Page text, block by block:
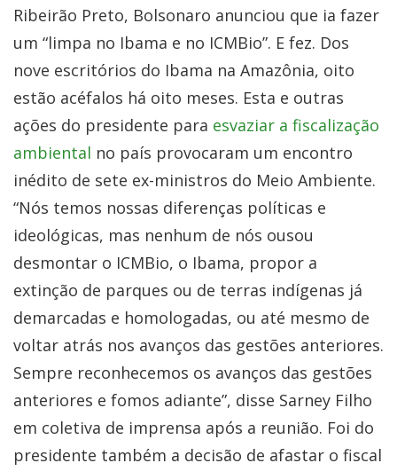
Ribeirão Preto, Bolsonaro anunciou que ia fazer
um “limpa no Ibama e no ICMBio”. E fez. Dos
nove escritórios do Ibama na Amazônia, oito
estão acéfalos há oito meses. Esta e outras
ações do presidente para esvaziar a fiscalização
ambiental no país provocaram um encontro
inédito de sete ex-ministros do Meio Ambiente.
“Nós temos nossas diferenças políticas e
ideológicas, mas nenhum de nós ousou
desmontar o ICMBio, o Ibama, propor a
extinção de parques ou de terras indígenas já
demarcadas e homologadas, ou até mesmo de
voltar atrás nos avanços das gestões anteriores.
Sempre reconhecemos os avanços das gestões
anteriores e fomos adiante”, disse Sarney Filho
em coletiva de imprensa após a reunião. Foi do
presidente também a decisão de afastar o fiscal